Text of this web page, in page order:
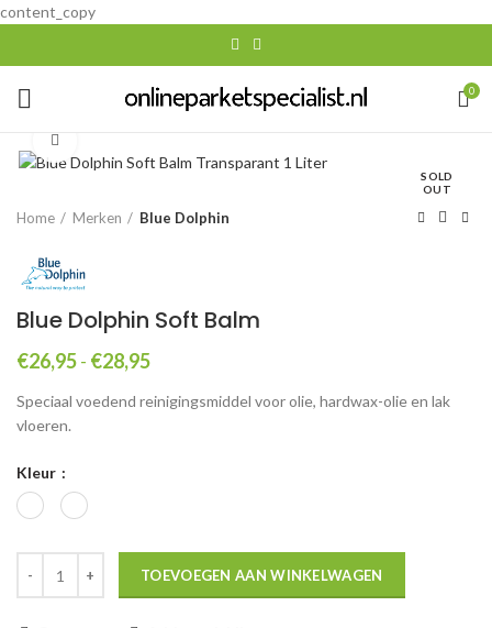
content_copy
0
SOLD
OUT
Home Merken Blue Dolphin
Blue Dolphin Soft Balm
€26,95- €28,95Prijsklasse:
tot
Speciaal voedend reinigingsmiddel voor olie, hardwax-olie en lak
vloeren.
Kleur
TOEVOEGEN AAN WINKELWAGEN